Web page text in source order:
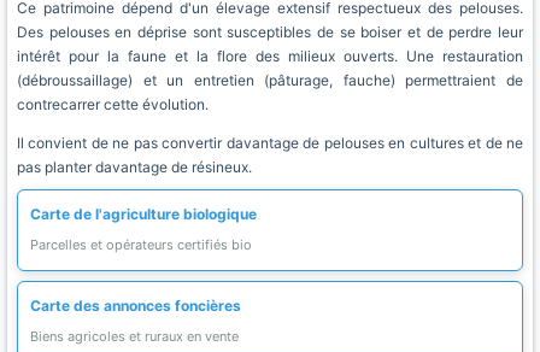
Ce patrimoine dépend d'un élevage extensif respectueux des pelouses.
Des pelouses en déprise sont susceptibles de se boiser et de perdre leur
intérêt pour la faune et la flore des milieux ouverts. Une restauration
(débroussaillage) et un entretien (pâturage, fauche) permettraient de
contrecarrer cette évolution.
Il convient de ne pas convertir davantage de pelouses en cultures et de ne
pas planter davantage de résineux.
Carte de l'agriculture biologique
Parcelles et opérateurs certifiés bio
Carte des annonces foncières
Biens agricoles et ruraux en vente